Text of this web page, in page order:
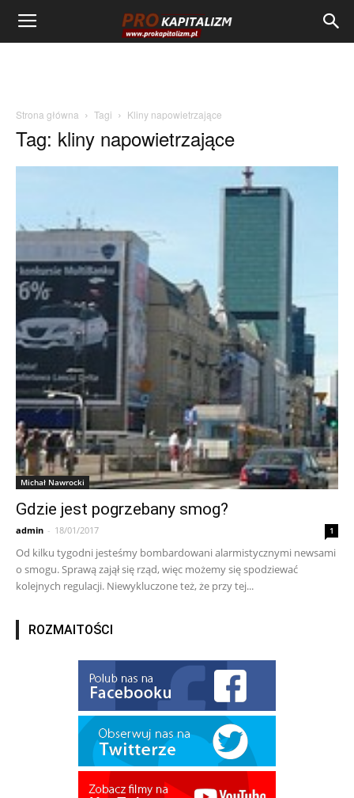
Strona główna Tagi Kliny napowietrzające
Tag: kliny napowietrzające
Michał Nawrocki
Gdzie jest pogrzebany smog?
admin - 18/01/2017 1
Od kilku tygodni jesteśmy bombardowani alarmistycznymi newsami
o smogu. Sprawą zajął się rząd, więc możemy się spodziewać
kolejnych regulacji. Niewykluczone też, że przy tej...
ROZMAITOŚCI